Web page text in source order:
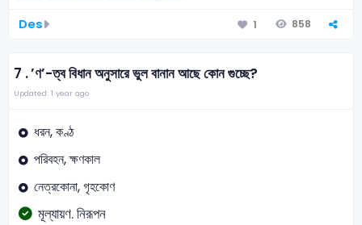
Des 1 858
7 .’ণ’-ত্ব বিধান অনুসারে ভুল বানান আছে কোন গুচ্ছে?
Updated: 1 year ago
ধরন, কণ্ঠ
পরিবহন, ক্ষণকাল
নেত্রকোনা, গৃহকোণ
মূল্যায়ণ. নিরূপন